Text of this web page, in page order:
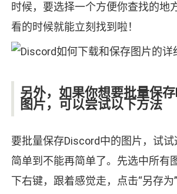
时候，要选择一个方便你查找的地
看的时候就能立刻找到啦！
另外，如果你想要批量保
图片，可以尝试以下方法
要批量保存Discord中的图片，试试
简单到不能再简单了。先选中所有
下右键，跟着感觉走，点击“另存